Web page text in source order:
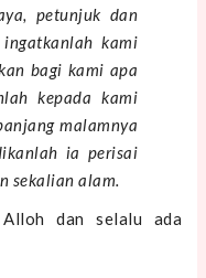
petunjuk dan
kami
bagi kami apa
kepada kami
malamnya
ia perisai
sekalian alam.
dan selalu ada